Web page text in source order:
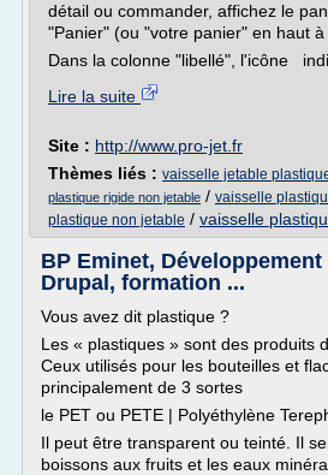
détail ou commander, affichez le
"Panier" (ou "votre panier" en haut à
Dans la colonne "libellé", l'icône
Lire la suite
Site : http://www.pro-jet.fr
Thèmes liés : vaisselle jetable
plastique rigide non jetable / vaisselle
plastique non jetable / vaisselle
BP Eminet,
Drupal, formation ...
Vous avez dit plastique ?
Les « plastiques » sont des produits
Ceux utilisés pour les bouteilles et
principalement de 3 sortes
le PET ou PETE | Polyéthylène
Il peut être transparent ou teinté. Il
boissons aux fruits et les eaux